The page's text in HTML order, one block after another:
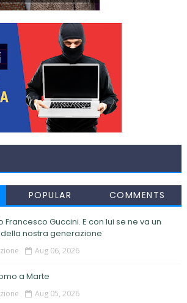
POPULAR COMMENTS
Francesco Guccini. E con lui se ne va un
nostra generazione
Aug 06, 2026
a Marte
Aug 05, 2026